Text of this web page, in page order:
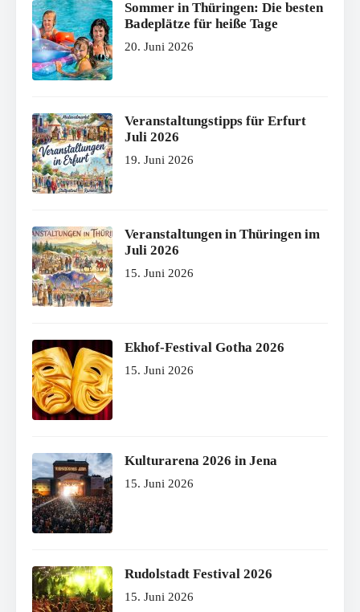
Sommer in Thüringen: Die besten
Badeplätze für heiße Tage
20. Juni 2026
Veranstaltungstipps für Erfurt
Juli 2026
19. Juni 2026
Veranstaltungen in Thüringen im
Juli 2026
15. Juni 2026
Ekhof-Festival Gotha 2026
15. Juni 2026
Kulturarena 2026 in Jena
15. Juni 2026
Rudolstadt Festival 2026
15. Juni 2026